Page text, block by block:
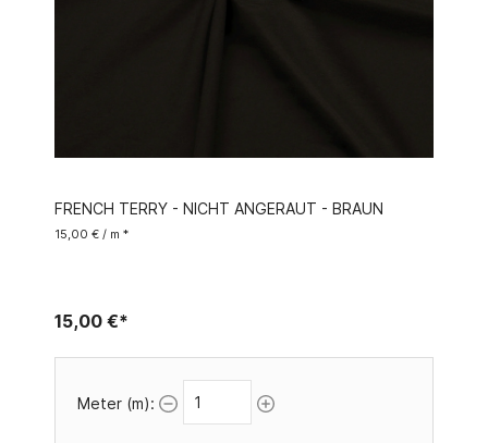
FRENCH TERRY - NICHT ANGERAUT - BRAUN
15,00 € / m *
15,00 €*
Meter (m):